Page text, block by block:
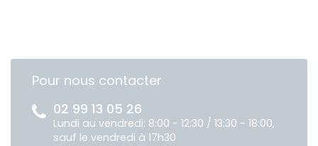
Pour nous contacter
02 99 13 05 26
Lundi au vendredi: 8:00 - 12:30 / 13:30 - 18:00,
sauf le vendredi à 17h30